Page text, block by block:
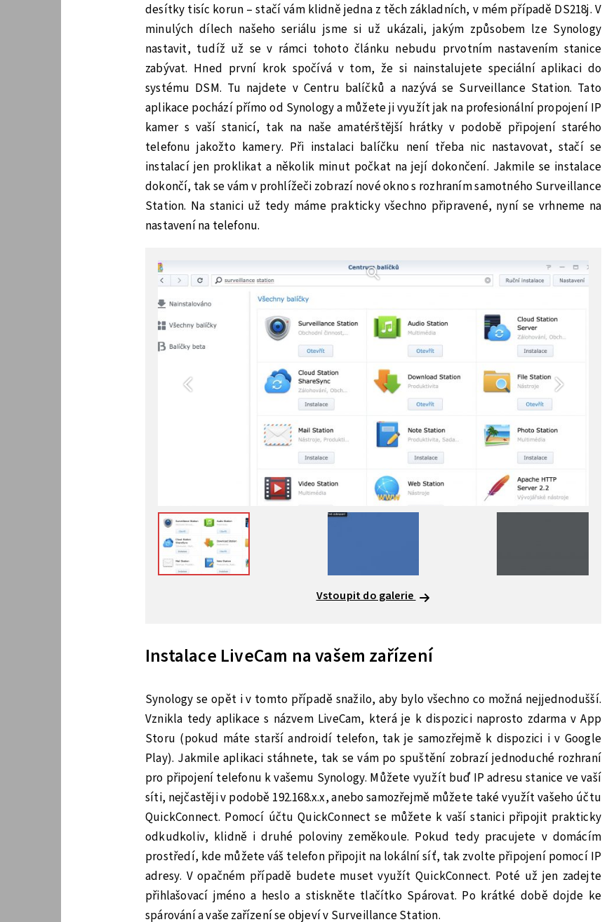
desítky tisíc korun – stačí vám klidně jedna z těch základních, v mém případě DS218j. V
minulých dílech našeho seriálu jsme si už ukázali, jakým způsobem lze Synology
nastavit, tudíž už se v rámci tohoto článku nebudu prvotním nastavením stanice
zabývat. Hned první krok spočívá v tom, že si nainstalujete speciální aplikaci do
systému DSM. Tu najdete v Centru balíčků a nazývá se Surveillance Station. Tato
aplikace pochází přímo od Synology a můžete ji využít jak na profesionální propojení IP
kamer s vaší stanicí, tak na naše amatérštější hrátky v podobě připojení starého
telefonu jakožto kamery. Při instalaci balíčku není třeba nic nastavovat, stačí se
instalací jen proklikat a několik minut počkat na její dokončení. Jakmile se instalace
dokončí, tak se vám v prohlížeči zobrazí nové okno s rozhraním samotného Surveillance
Station. Na stanici už tedy máme prakticky všechno připravené, nyní se vrhneme na
nastavení na telefonu.
Vstoupit do galerie
Instalace LiveCam na vašem zařízení
Synology se opět i v tomto případě snažilo, aby bylo všechno co možná nejjednodušší.
Vznikla tedy aplikace s názvem LiveCam, která je k dispozici naprosto zdarma v App
Storu (pokud máte starší androidí telefon, tak je samozřejmě k dispozici i v Google
Play). Jakmile aplikaci stáhnete, tak se vám po spuštění zobrazí jednoduché rozhraní
pro připojení telefonu k vašemu Synology. Můžete využít buď IP adresu stanice ve vaší
síti, nejčastěji v podobě 192.168.x.x, anebo samozřejmě můžete také využít vašeho účtu
QuickConnect. Pomocí účtu QuickConnect se můžete k vaší stanici připojit prakticky
odkudkoliv, klidně i druhé poloviny zeměkoule. Pokud tedy pracujete v domácím
prostředí, kde můžete váš telefon připojit na lokální síť, tak zvolte připojení pomocí IP
adresy. V opačném případě budete muset využít QuickConnect. Poté už jen zadejte
přihlašovací jméno a heslo a stiskněte tlačítko Spárovat. Po krátké době dojde ke
spárování a vaše zařízení se objeví v Surveillance Station.